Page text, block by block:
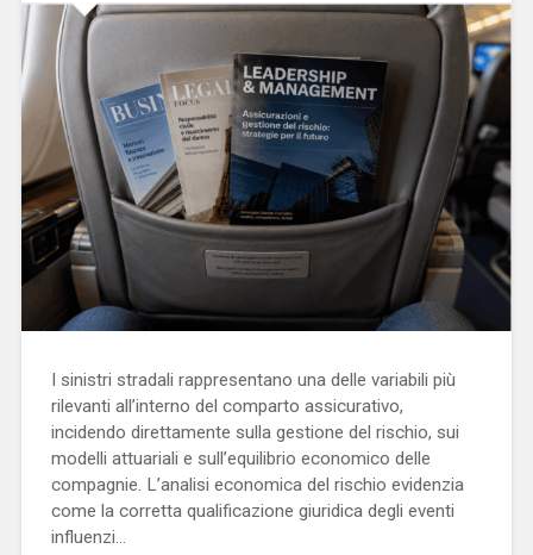
I sinistri stradali rappresentano una delle variabili più
rilevanti all’interno del comparto assicurativo,
incidendo direttamente sulla gestione del rischio, sui
modelli attuariali e sull’equilibrio economico delle
compagnie. L’analisi economica del rischio evidenzia
come la corretta qualificazione giuridica degli eventi
influenzi…